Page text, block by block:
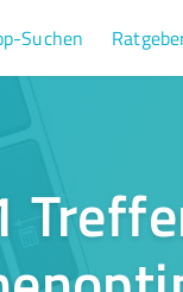
Suchen